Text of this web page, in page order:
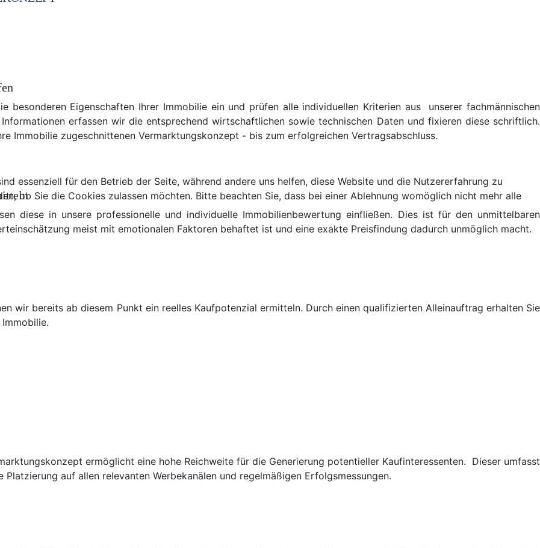
besonderen Eigenschaften Ihrer Immobilie ein und prüfen alle individuellen Kriterien aus unserer fachmännischen
erfassen wir die entsprechend wirtschaftlichen sowie technischen Daten und fixieren diese schriftlich.
Immobilie zugeschnittenen Vermarktungskonzept - bis zum erfolgreichen Vertragsabschluss.
diese in unsere professionelle und individuelle Immobilienbewertung einfließen. Dies ist für den unmittelbaren
meist mit emotionalen Faktoren behaftet ist und eine exakte Preisfindung dadurch unmöglich macht.
wir bereits ab diesem Punkt ein reelles Kaufpotenzial ermitteln. Durch einen qualifizierten Alleinauftrag erhalten Sie
ermöglicht eine hohe Reichweite für die Generierung potentieller Kaufinteressenten. Dieser umfasst
auf allen relevanten Werbekanälen und regelmäßigen Erfolgsmessungen.
essenziell für den Betrieb der Seite, während andere uns helfen, diese Website und die Nutzererfahrung zu
ob Sie die Cookies zulassen möchten. Bitte beachten Sie, dass bei einer Ablehnung womöglich nicht mehr alle